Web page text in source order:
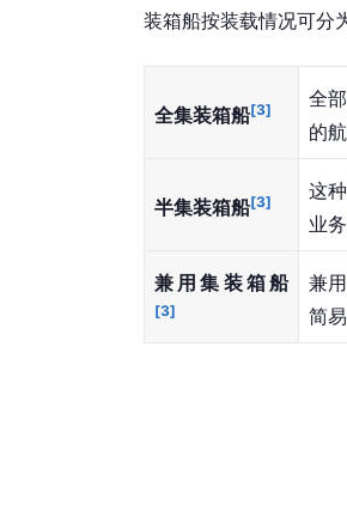
装箱船按装载情况可分
全集装箱船[3]
全
的
半集装箱船[3]
这
业
兼用集装箱船
[3]
兼
简